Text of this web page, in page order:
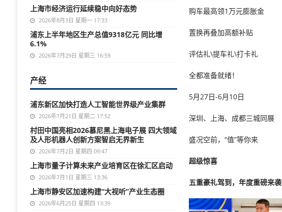
购车最高领1万元膨胀金
置换再叠加高额补贴
评估礼\提车礼\打卡礼
全都准备就绪！
5月27日-6月10日
深圳、上海、成都三城同展
盛况空前，“值”等你来
超级惊喜
五重豪礼驾到，年度重磅来袭
上海市经济运行延续稳中向好态势
2026年8月3日 星期一 17:33
浦东上半年地区生产总值9318亿元 同比增
6.1%
2026年7月29日 星期三 16:59
产经
浦东新区加快打造人工智能世界级产业集群
2026年7月21日 星期二 17:52
村田中国亮相2026慕尼黑上海电子展 四大领域
及人形机器人创新方案智启无界新生
2026年7月2日 星期四 09:47
上海市量子计算未来产业培育区在徐汇区启动
2026年7月1日 星期三 13:36
上海市静安区加速构建“大视听”产业生态圈
2026年6月25日 星期四 13:39